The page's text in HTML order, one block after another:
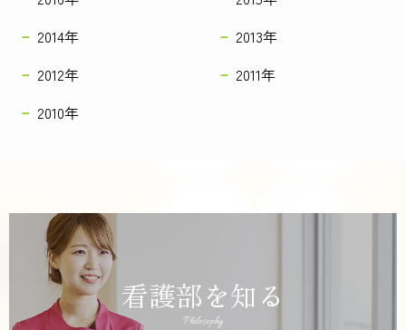
2014年
2013年
2012年
2011年
2010年
看護部を知る
Philosophy